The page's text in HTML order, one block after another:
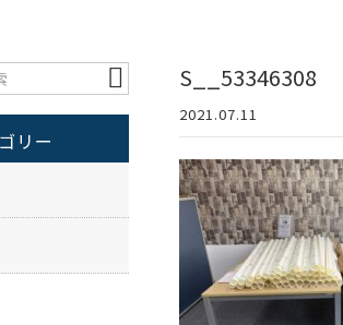
S__53346308
2021.07.11
リー